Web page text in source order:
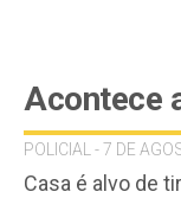
Acontece
POLICIAL - 7 DE
Casa é alvo de